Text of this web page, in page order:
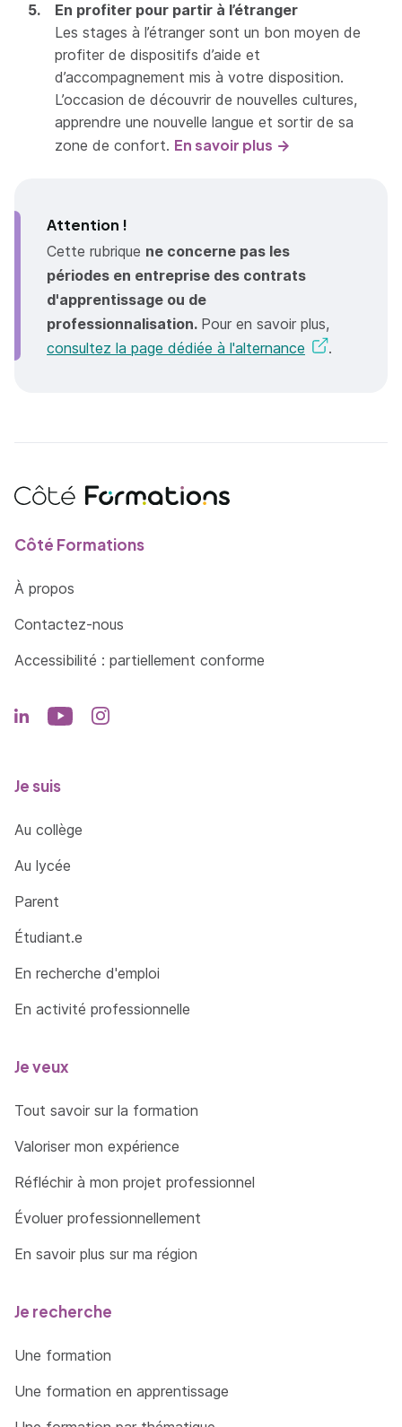
En profiter pour partir à l’étranger
Les stages à l’étranger sont un bon moyen de
profiter de dispositifs d’aide et
d’accompagnement mis à votre disposition.
L’occasion de découvrir de nouvelles cultures,
apprendre une nouvelle langue et sortir de sa
zone de confort. En savoir plus
Attention !
Cette rubrique ne concerne pas les
périodes en entreprise des contrats
d'apprentissage ou de
professionnalisation. Pour en savoir plus,
consultez la page dédiée à l'alternance
.
Côté Formations
À propos
Contactez-nous
Accessibilité : partiellement conforme
Je suis
Au collège
Au lycée
Parent
Étudiant.e
En recherche d'emploi
En activité professionnelle
Je veux
Tout savoir sur la formation
Valoriser mon expérience
Réfléchir à mon projet professionnel
Évoluer professionnellement
En savoir plus sur ma région
Je recherche
Une formation
Une formation en apprentissage